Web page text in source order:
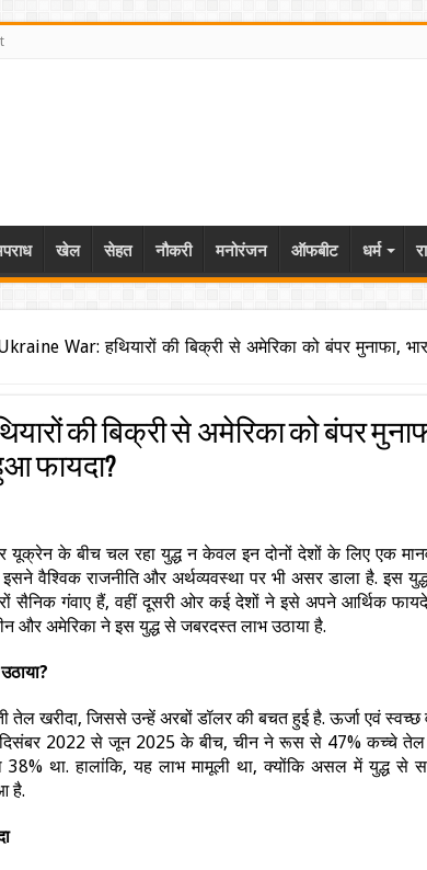
खेल सेहत नौकरी मनोरंजन ऑफबीट धर्म
War: हथियारों की बिक्री से अमेरिका को बंपर मुनाफा,
की बिक्री से अमेरिका को बंपर
फायदा?
के बीच चल रहा युद्ध न केवल इन दोनों देशों के लिए एक
वैश्विक राजनीति और अर्थव्यवस्था पर भी असर डाला है. इस
सैनिक गंवाए हैं, वहीं दूसरी ओर कई देशों ने इसे अपने आर्थिक
और अमेरिका ने इस युद्ध से जबरदस्त लाभ उठाया है.
तेल खरीदा, जिससे उन्हें अरबों डॉलर की बचत हुई है. ऊर्जा एवं स्वच्छ
2022 से जून 2025 के बीच, चीन ने रूस से 47% कच्चे तेल
38% था. हालांकि, यह लाभ मामूली था, क्योंकि असल में युद्ध से
है.